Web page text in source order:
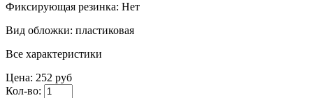
Фиксирующая резинка: Нет
Вид обложки: пластиковая
Все характеристики
Цена: 252 руб
Кол-во: